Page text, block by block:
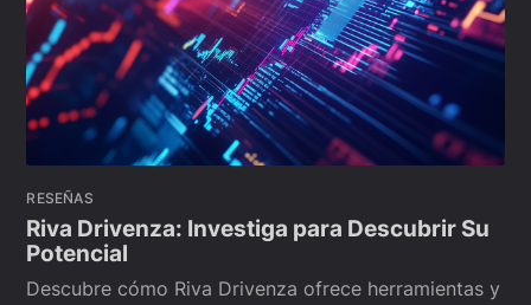
RESEÑAS
Riva Drivenza: Investiga para Descubrir Su
Potencial
Descubre cómo Riva Drivenza ofrece herramientas y